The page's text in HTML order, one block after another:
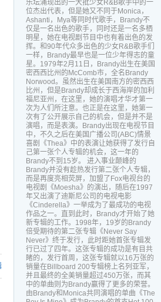
乐坛涌现出的一大批少女R&B歌手中的一
位杰出代表，但是她又不同于Monica，
Ashanti，Mya等同时代歌手，Brandy不
仅是一名出色的歌手，同时还是一名多栖
明星，她在电视剧节目中也有着出色的发
挥。和90年代众多出色的少女R&B歌手们
一样，Brandy最早也是一位少年得志的童
星。1979年2月11日，Brandy出生在美国
密西西比州的McComb市，全名Brandy
Norwood。虽然出生在美国南方的密西西
比州，但是Brandy却成长于西海岸的加利
福尼亚州，在这里，她的演唱才华才第一
次为人们所注意。也正是在这里，她第一
次有了公开展示自己的机会，但是并不是
演唱，而是表演。Brandy出现在电视节目
中，不久之后在美国广播公司(ABC)情景
喜剧《Thea》中的表演让她获得了发行自
己第一张个人专辑的机会，这一年的
Brandy不到15岁。 进入事业颠峰的
Brandy并没有趁热发行第二张个人专辑，
而是再度亮相荧屏，加盟了Fox电视台的
电视剧《Moesha》的演出，随后在1997
年又出演了迪斯尼公司的电视电影
《Cinderella》一举成为了最成功的电视
作品之一。直到此时，Brandy才开始了她
新专辑的工作。1998年，19岁的Brandy
倍受期待的第二张专辑《Never Say
Never》终于发行，此时距她首张专辑发
行已过了四年。这张专辑的成功是有目共
睹的，发行首周，这张专辑就以16万张的
销量在Billboard 200专辑榜上名列亚军，
并且最终的全美销量超过450万张，而其
中的单曲则为Brandy赢得了更多的荣誉。
由Brandy和Monica共同演唱的单曲《The